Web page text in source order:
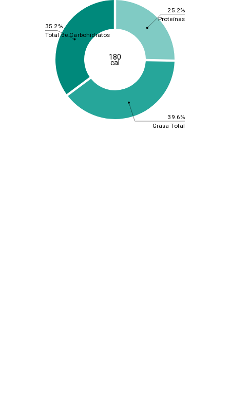
25.2%
39.6%
35.2%
Proteínas
Grasa Total
Total de Carbohidratos
180
cal